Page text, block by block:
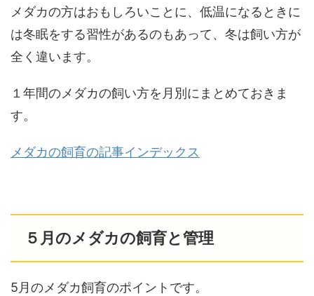
メダカの方はおもしろいことに、低温になるときに
は冬眠をする習性があるのもあって、冬は飼い方が
全く違います。
１年間のメダカの飼い方を月別にまとめておきま
す。
メダカの飼育の記事インデックス
５月のメダカの飼育と管理
5月のメダカ飼育のポイントです。